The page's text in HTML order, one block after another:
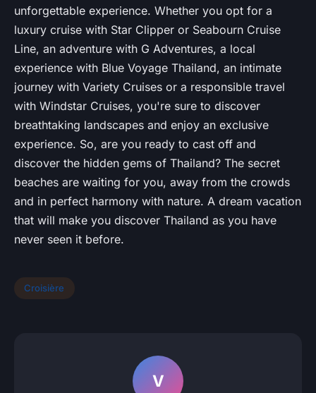
unforgettable experience. Whether you opt for a
luxury cruise with Star Clipper or Seabourn Cruise
Line, an adventure with G Adventures, a local
experience with Blue Voyage Thailand, an intimate
journey with Variety Cruises or a responsible travel
with Windstar Cruises, you're sure to discover
breathtaking landscapes and enjoy an exclusive
experience. So, are you ready to cast off and
discover the hidden gems of Thailand? The secret
beaches are waiting for you, away from the crowds
and in perfect harmony with nature. A dream vacation
that will make you discover Thailand as you have
never seen it before.
Croisière
V